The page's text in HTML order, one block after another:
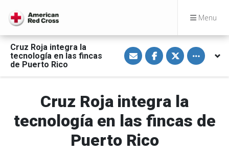
Menu
Cruz Roja integra la
tecnología en las fincas
de Puerto Rico
S
h
a
e
a
E
a
i
l
S
h
a
e
F
a
c
e
b
o
S
h
a
e
w
t
t
Toggle
Cruz Roja integra la
tecnología en las fincas de
Puerto Rico